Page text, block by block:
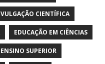
CIENTÍFICA
EDUCAÇÃO EM CIÊNCIAS
ENSINO SUPERIOR